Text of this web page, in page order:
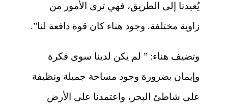
يُعيدنا إلى الطريق، فهي ترى الأمور من
زاوية مختلفة. وجود هناء كان قوة دافعة لنا”.
وتضيف هناء: ” لم يكن لدينا سوى فكرة
وإيمان بضرورة وجود مساحة جميلة ونظيفة
على شاطئ البحر، واعتمدنا على الأرض